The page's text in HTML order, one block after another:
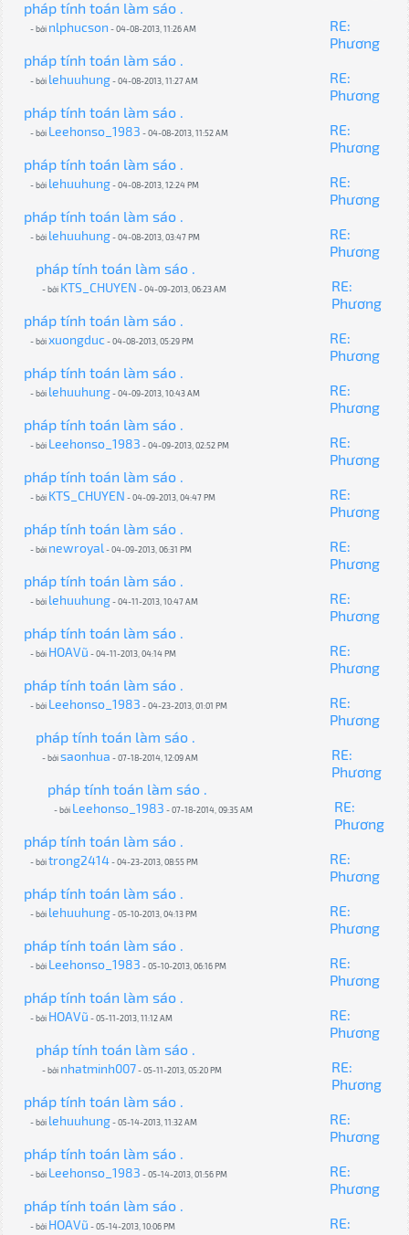
pháp tính toán làm sáo .
- bởi nlphucson - 04-08-2013, 11:26 AM
RE:
Phương
pháp tính toán làm sáo .
- bởi lehuuhung- 04-08-2013, 11:27 AM
RE:
Phương
pháp tính toán làm sáo .
- bởi Leehonso_1983 - 04-08-2013, 11:52 AM
RE:
Phương
pháp tính toán làm sáo .
- bởi lehuuhung- 04-08-2013, 12:24 PM
RE:
Phương
pháp tính toán làm sáo .
- bởi lehuuhung- 04-08-2013, 03:47 PM
RE:
Phương
pháp tính toán làm sáo .
- bởi KTS_CHUYEN - 04-09-2013, 06:23 AM
RE:
Phương
pháp tính toán làm sáo .
- bởixuongduc- 04-08-2013, 05:29 PM
RE:
Phương
pháp tính toán làm sáo .
- bởi lehuuhung- 04-09-2013, 10:43 AM
RE:
Phương
pháp tính toán làm sáo .
- bởi Leehonso_1983 - 04-09-2013, 02:52 PM
RE:
Phương
pháp tính toán làm sáo .
- bởi KTS_CHUYEN - 04-09-2013, 04:47 PM
RE:
Phương
pháp tính toán làm sáo .
- bởi newroyal- 04-09-2013, 06:31 PM
RE:
Phương
pháp tính toán làm sáo .
- bởi lehuuhung- 04-11-2013, 10:47 AM
RE:
Phương
pháp tính toán làm sáo .
- bởi HOAVũ - 04-11-2013, 04:14 PM
RE:
Phương
pháp tính toán làm sáo .
- bởi Leehonso_1983 - 04-23-2013, 01:01 PM
RE:
Phương
pháp tính toán làm sáo .
- bởisaonhua - 07-18-2014, 12:09 AM
RE:
Phương
pháp tính toán làm sáo .
- bởi Leehonso_1983 - 07-18-2014, 09:35 AM
RE:
Phương
pháp tính toán làm sáo .
- bởitrong2414- 04-23-2013, 08:55 PM
RE:
Phương
pháp tính toán làm sáo .
- bởi lehuuhung- 05-10-2013, 04:13 PM
RE:
Phương
pháp tính toán làm sáo .
- bởi Leehonso_1983 - 05-10-2013, 06:16 PM
RE:
Phương
pháp tính toán làm sáo .
- bởi HOAVũ - 05-11-2013, 11:12 AM
RE:
Phương
pháp tính toán làm sáo .
- bởi nhatminh007 - 05-11-2013, 05:20 PM
RE:
Phương
pháp tính toán làm sáo .
- bởi lehuuhung- 05-14-2013, 11:32 AM
RE:
Phương
pháp tính toán làm sáo .
- bởi Leehonso_1983 - 05-14-2013, 01:56 PM
RE:
Phương
pháp tính toán làm sáo .
- bởi HOAVũ - 05-14-2013, 10:06 PM
RE: